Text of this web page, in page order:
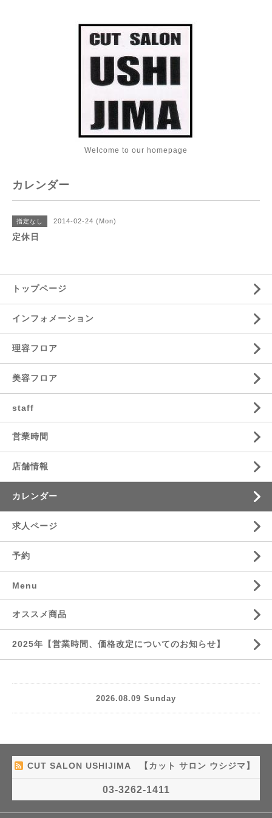
Welcome to our homepage
カレンダー
指定なし 2014-02-24 (Mon)
定休日
トップページ
インフォメーション
理容フロア
美容フロア
staff
営業時間
店舗情報
カレンダー
求人ページ
予約
Menu
オススメ商品
2025年【営業時間、価格改定についてのお知らせ】
2026.08.09 Sunday
CUT SALON USHIJIMA 【カット サロン ウシジマ】
03-3262-1411